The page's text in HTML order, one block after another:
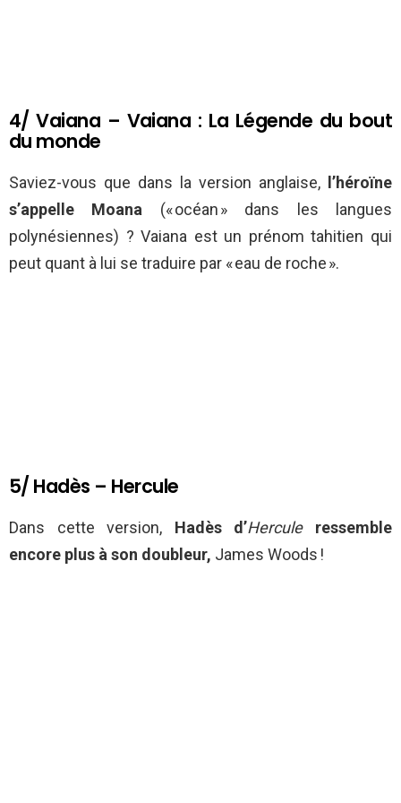
4/ Vaiana – Vaiana : La Légende du bout
du monde
Saviez-vous que dans la version anglaise,
l’héroïne
s’appelle Moana (« océan » dans les langues
polynésiennes) ? Vaiana est un prénom tahitien qui
peut quant à lui se traduire par « eau de roche ».
5/ Hadès – Hercule
Dans cette version, Hadès d’Hercule ressemble
encore plus à son doubleur, James Woods !